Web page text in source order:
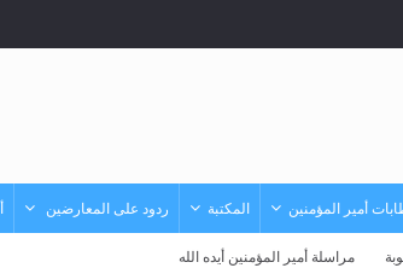
أمير المؤمنين المكتبة ردود على المعارضين
مراسلة أمير المؤمنين أيده الله